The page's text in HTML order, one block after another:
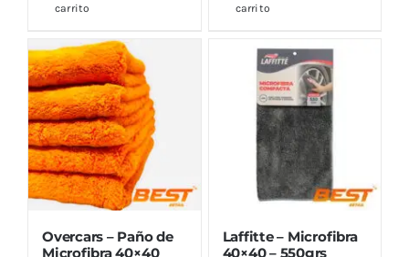
Outlet
Noticias
carrito
carrito
Overcars – Paño de
Microfibra 40×40
Laffitte – Microfibra
40×40 – 550grs